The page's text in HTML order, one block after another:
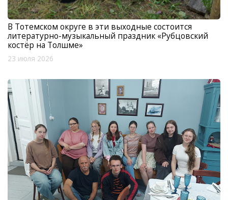
В Тотемском округе в эти выходные состоится
литературно-музыкальный праздник «Рубцовский
костёр на Толшме»
23 июля 2026